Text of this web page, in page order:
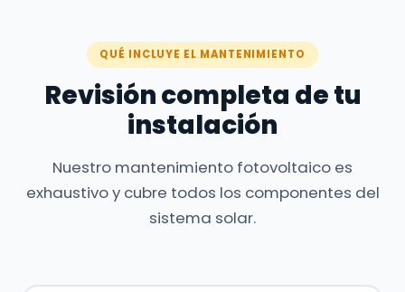
QUÉ INCLUYE EL MANTENIMIENTO
Revisión completa de tu
instalación
Nuestro mantenimiento fotovoltaico es
exhaustivo y cubre todos los componentes del
sistema solar.